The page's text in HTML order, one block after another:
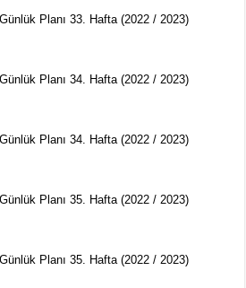
Planı 33. Hafta (2022 / 2023)
Planı 34. Hafta (2022 / 2023)
Planı 34. Hafta (2022 / 2023)
Planı 35. Hafta (2022 / 2023)
Planı 35. Hafta (2022 / 2023)